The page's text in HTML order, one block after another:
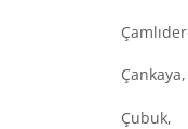
Çankaya,
Çubuk,